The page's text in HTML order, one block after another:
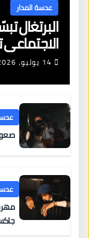
عدسة المدار
البرتغال
جديدة
14 يوليو، 2026